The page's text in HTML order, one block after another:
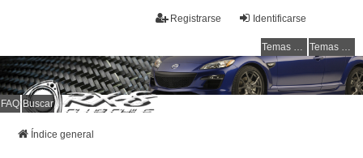
Identificarse
Registrarse
Temas sin respuesta Temas activos
Welcome to all rotarys !!!
FAQ Buscar
Índice general